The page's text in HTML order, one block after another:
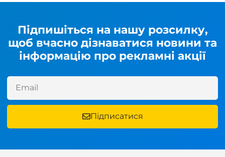
Підпишіться на нашу розсилку,
щоб вчасно дізнаватися новини та
інформацію про рекламні акції
Підписатися